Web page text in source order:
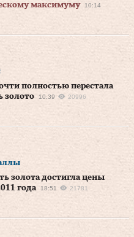
максимуму
10:14
полностью перестала
золото
10:39 20996
золота достигла цены
года
18:51 21781